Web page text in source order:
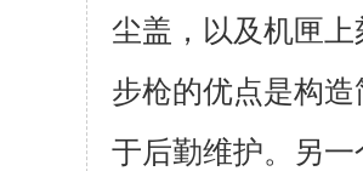
尘盖，以及机匣
步枪的优点是构
于后勤维护。另